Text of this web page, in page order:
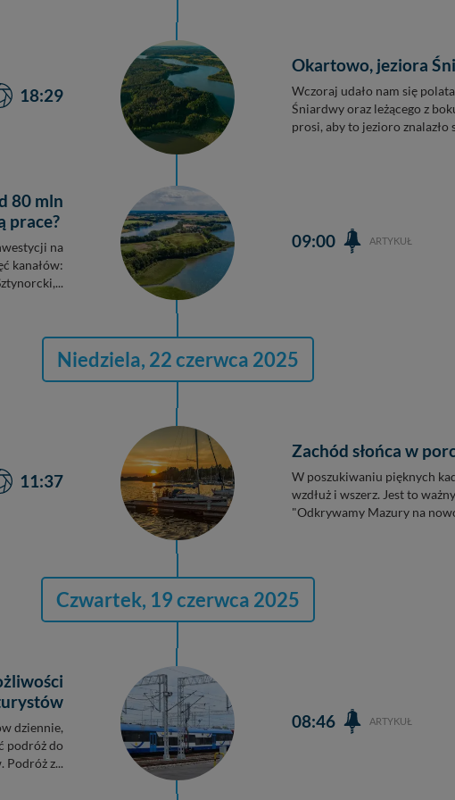
18:29
Okartowo, jeziora
Wczoraj udało nam się
Śniardwy oraz leżącego z
prosi, aby to jezioro znalazło
80 mln
prace?
na
kanałów:
09:00 ARTYKUŁ
Niedziela, 22 czerwca 2025
11:37
Zachód słońca w
W poszukiwaniu pięknych
wzdłuż i wszerz. Jest to
"Odkrywamy Mazury na
Czwartek, 19 czerwca 2025
dziennie,
podróż do
Podróż z...
08:46 ARTYKUŁ